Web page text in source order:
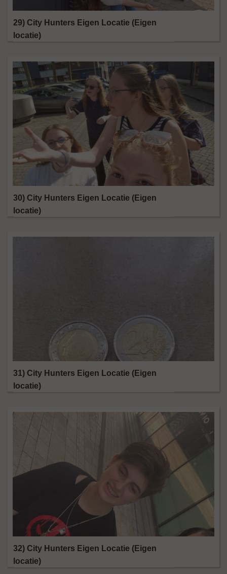
29) City Hunters Eigen Locatie (Eigen
locatie)
30) City Hunters Eigen Locatie (Eigen
locatie)
31) City Hunters Eigen Locatie (Eigen
locatie)
32) City Hunters Eigen Locatie (Eigen
locatie)